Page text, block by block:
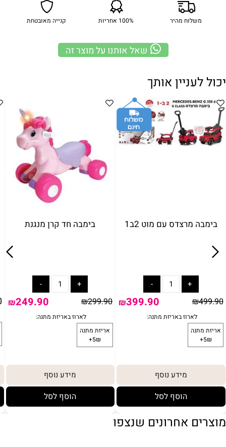
משלוח מהיר 100% אחריות קנייה מאובטחת
שאל אותנו על מוצר זה
יכול לעניין אותך
בימבה חד קרן מנגנת
₪299.90
₪249.90
מידע נוסף
הוסף לסל
בימבה מרצדס עם מוט 2ב1
₪499.90
₪399.90
מידע נוסף
הוסף לסל
מוצרים אחרונים שנצפו